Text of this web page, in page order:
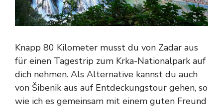
Knapp 80 Kilometer musst du von Zadar aus
für einen Tagestrip zum Krka-Nationalpark auf
dich nehmen. Als Alternative kannst du auch
von Šibenik aus auf Entdeckungstour gehen, so
wie ich es gemeinsam mit einem guten Freund